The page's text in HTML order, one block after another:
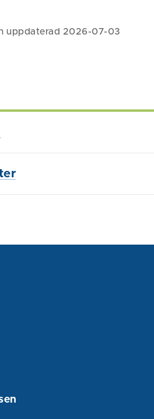
uppdaterad 2026-07-03